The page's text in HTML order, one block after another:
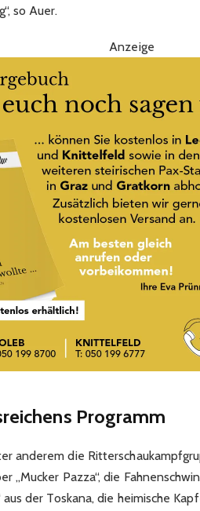
so Auer.
Anzeige
Programm
anderem die
„Mucker Pazza“, die
der Toskana, die heimische